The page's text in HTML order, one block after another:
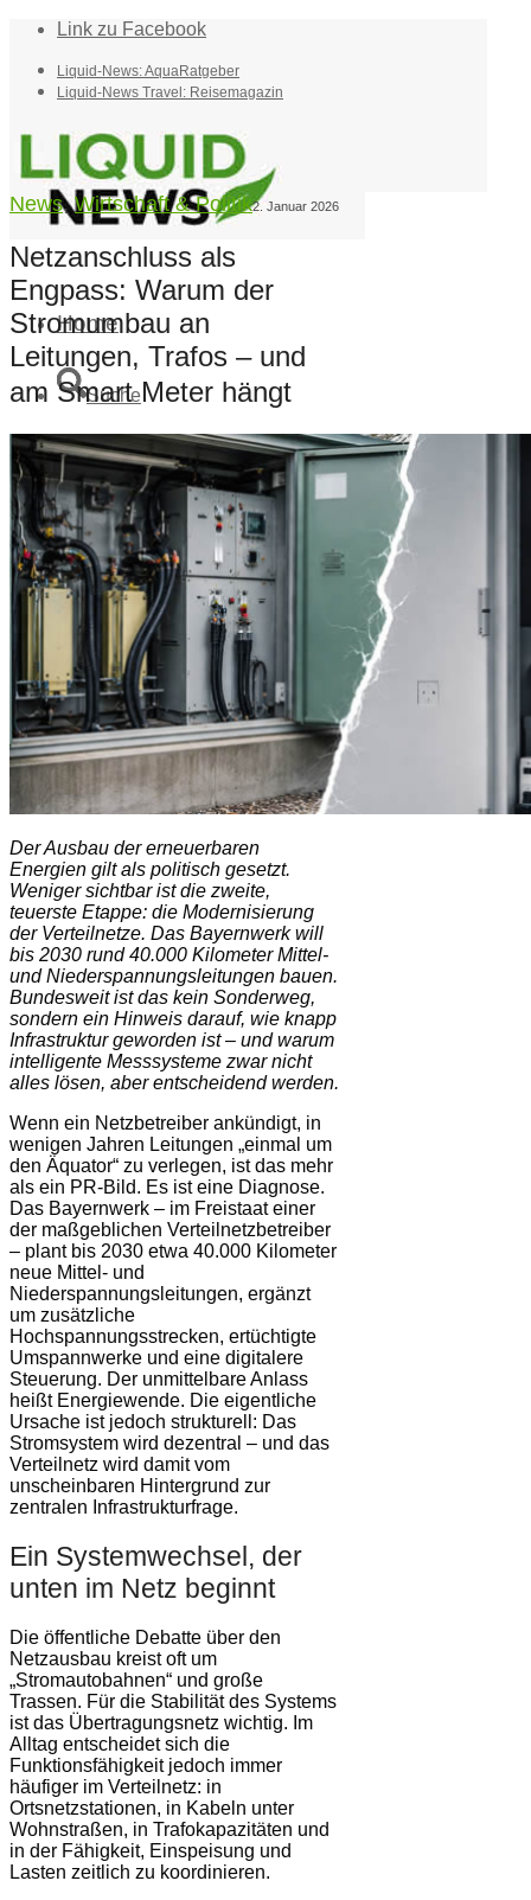
Link zu Facebook
Liquid-News: AquaRatgeber
Liquid-News Travel: Reisemagazin
Home
Suche
Menü Menü
News,Wirtschaft & Politik2. Januar 2026
Netzanschluss als
Engpass: Warum der
Stromumbau an
Leitungen, Trafos – und
am Smart Meter hängt
Der Ausbau der erneuerbaren
Energien gilt als politisch gesetzt.
Weniger sichtbar ist die zweite,
teuerste Etappe: die Modernisierung
der Verteilnetze. Das Bayernwerk will
bis 2030 rund 40.000 Kilometer Mittel-
und Niederspannungsleitungen bauen.
Bundesweit ist das kein Sonderweg,
sondern ein Hinweis darauf, wie knapp
Infrastruktur geworden ist – und warum
intelligente Messsysteme zwar nicht
alles lösen, aber entscheidend werden.
Wenn ein Netzbetreiber ankündigt, in
wenigen Jahren Leitungen „einmal um
den Äquator“ zu verlegen, ist das mehr
als ein PR-Bild. Es ist eine Diagnose.
Das Bayernwerk – im Freistaat einer
der maßgeblichen Verteilnetzbetreiber
– plant bis 2030 etwa 40.000 Kilometer
neue Mittel- und
Niederspannungsleitungen, ergänzt
um zusätzliche
Hochspannungsstrecken, ertüchtigte
Umspannwerke und eine digitalere
Steuerung. Der unmittelbare Anlass
heißt Energiewende. Die eigentliche
Ursache ist jedoch strukturell: Das
Stromsystem wird dezentral – und das
Verteilnetz wird damit vom
unscheinbaren Hintergrund zur
zentralen Infrastrukturfrage.
Ein Systemwechsel, der
unten im Netz beginnt
Die öffentliche Debatte über den
Netzausbau kreist oft um
„Stromautobahnen“ und große
Trassen. Für die Stabilität des Systems
ist das Übertragungsnetz wichtig. Im
Alltag entscheidet sich die
Funktionsfähigkeit jedoch immer
häufiger im Verteilnetz: in
Ortsnetzstationen, in Kabeln unter
Wohnstraßen, in Trafokapazitäten und
in der Fähigkeit, Einspeisung und
Lasten zeitlich zu koordinieren.